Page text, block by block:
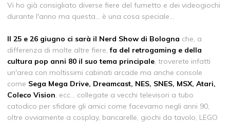
Vi ho già consigliato diverse fiere del fumetto e dei videogiochi
durante l'anno ma questa... è una cosa speciale...
Il 25 e 26 giugno ci sarà il Nerd Show di Bologna che, a
differenza di molte altre fiere, fa del retrogaming e della
cultura pop anni 80 il suo tema principale, troverete infatti
un'area con moltissimi cabinati arcade ma anche console
come Sega Mega Drive, Dreamcast, NES, SNES, MSX, Atari,
Coleco Vision, ecc... collegate a vecchi televisori a tubo
catodico per sfidare gli amici come facevamo negli anni 90,
oltre ovviamente a cosplay, bancarelle, giochi da tavolo, LEGO